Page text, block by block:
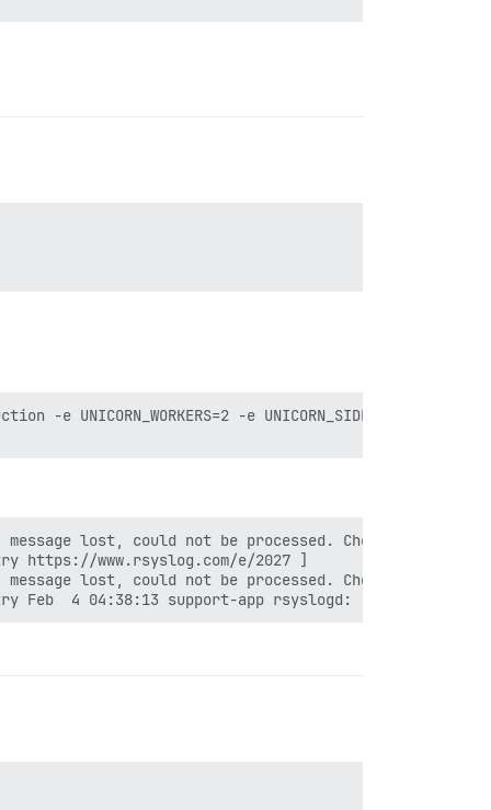
-e UNICORN_SIDEKIQS=1 -e
lost, could not be processed. Check for
www.rsyslog.com/e/2027 ]
lost, could not be processed. Check for